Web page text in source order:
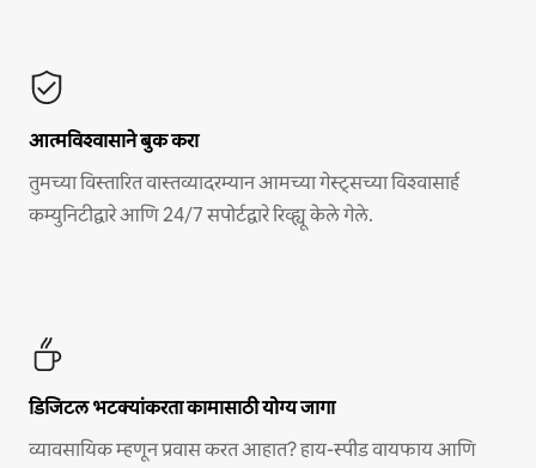
आत्मविश्वासाने बुक करा
तुमच्या विस्तारित वास्तव्यादरम्यान आमच्या गेस्ट्सच्या विश्वासार्ह
कम्युनिटीद्वारे आणि 24/7 सपोर्टद्वारे रिव्ह्यू केले गेले.
डिजिटल भटक्यांकरता कामासाठी योग्य जागा
व्यावसायिक म्हणून प्रवास करत आहात? हाय-स्पीड वायफाय आणि